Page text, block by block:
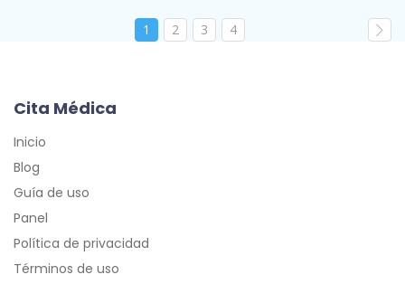
1 2 3 4
Cita Médica
Inicio
Blog
Guía de uso
Panel
Política de privacidad
Términos de uso